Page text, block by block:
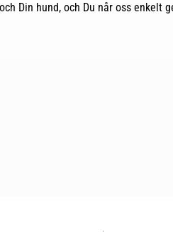
Din hund, och Du når oss